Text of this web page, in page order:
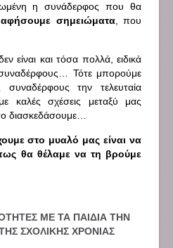
η συνάδερφος που θα
σημειώματα, που
είναι και τόσα πολλά, ειδικά
Τότε μπορούμε
την τελευταία
καλές σχέσεις μεταξύ μας
διασκεδάσουμε…
στο μυαλό μας είναι να
θα θέλαμε να τη βρούμε
ΜΕ ΤΑ ΠΑΙΔΙΑ ΤΗΝ
ΣΧΟΛΙΚΗΣ ΧΡΟΝΙΑΣ